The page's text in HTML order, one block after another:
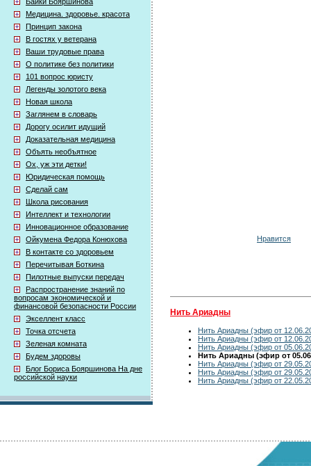
Медицина. здоровье. красота
Принцип закона
В гостях у ветерана
Ваши трудовые права
О политике без политики
101 вопрос юристу
Легенды золотого века
Новая школа
Заглянем в словарь
Дорогу осилит идущий
Доказательная медицина
Объять необъятное
Ох, уж эти детки!
Юридическая помощь
Сделай сам
Школа рисования
Интеллект и технологии
Инновационное образование
Ойкумена Федора Конюхова
В контакте со здоровьем
Перечитывая Боткина
Пилотные выпуски передач
Распространение знаний по
вопросам экономической и
финансовой безопасности России
Экселлент класс
Точка отсчета
Зеленая комната
Будем здоровы
Блог Бориса Бояршинова На дне
российской науки
Нравится
Нить Ариадны
Нить Ариадны (эфир от
Нить Ариадны (эфир от
Нить Ариадны (эфир от
Нить Ариадны (эфир от
Нить Ариадны (эфир от
Нить Ариадны (эфир от
Нить Ариадны (эфир от